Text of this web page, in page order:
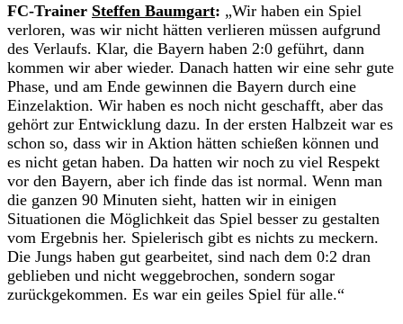
FC-Trainer Steffen Baumgart: „Wir haben ein Spiel
verloren, was wir nicht hätten verlieren müssen aufgrund
des Verlaufs. Klar, die Bayern haben 2:0 geführt, dann
kommen wir aber wieder. Danach hatten wir eine sehr gute
Phase, und am Ende gewinnen die Bayern durch eine
Einzelaktion. Wir haben es noch nicht geschafft, aber das
gehört zur Entwicklung dazu. In der ersten Halbzeit war es
schon so, dass wir in Aktion hätten schießen können und
es nicht getan haben. Da hatten wir noch zu viel Respekt
vor den Bayern, aber ich finde das ist normal. Wenn man
die ganzen 90 Minuten sieht, hatten wir in einigen
Situationen die Möglichkeit das Spiel besser zu gestalten
vom Ergebnis her. Spielerisch gibt es nichts zu meckern.
Die Jungs haben gut gearbeitet, sind nach dem 0:2 dran
geblieben und nicht weggebrochen, sondern sogar
zurückgekommen. Es war ein geiles Spiel für alle.“